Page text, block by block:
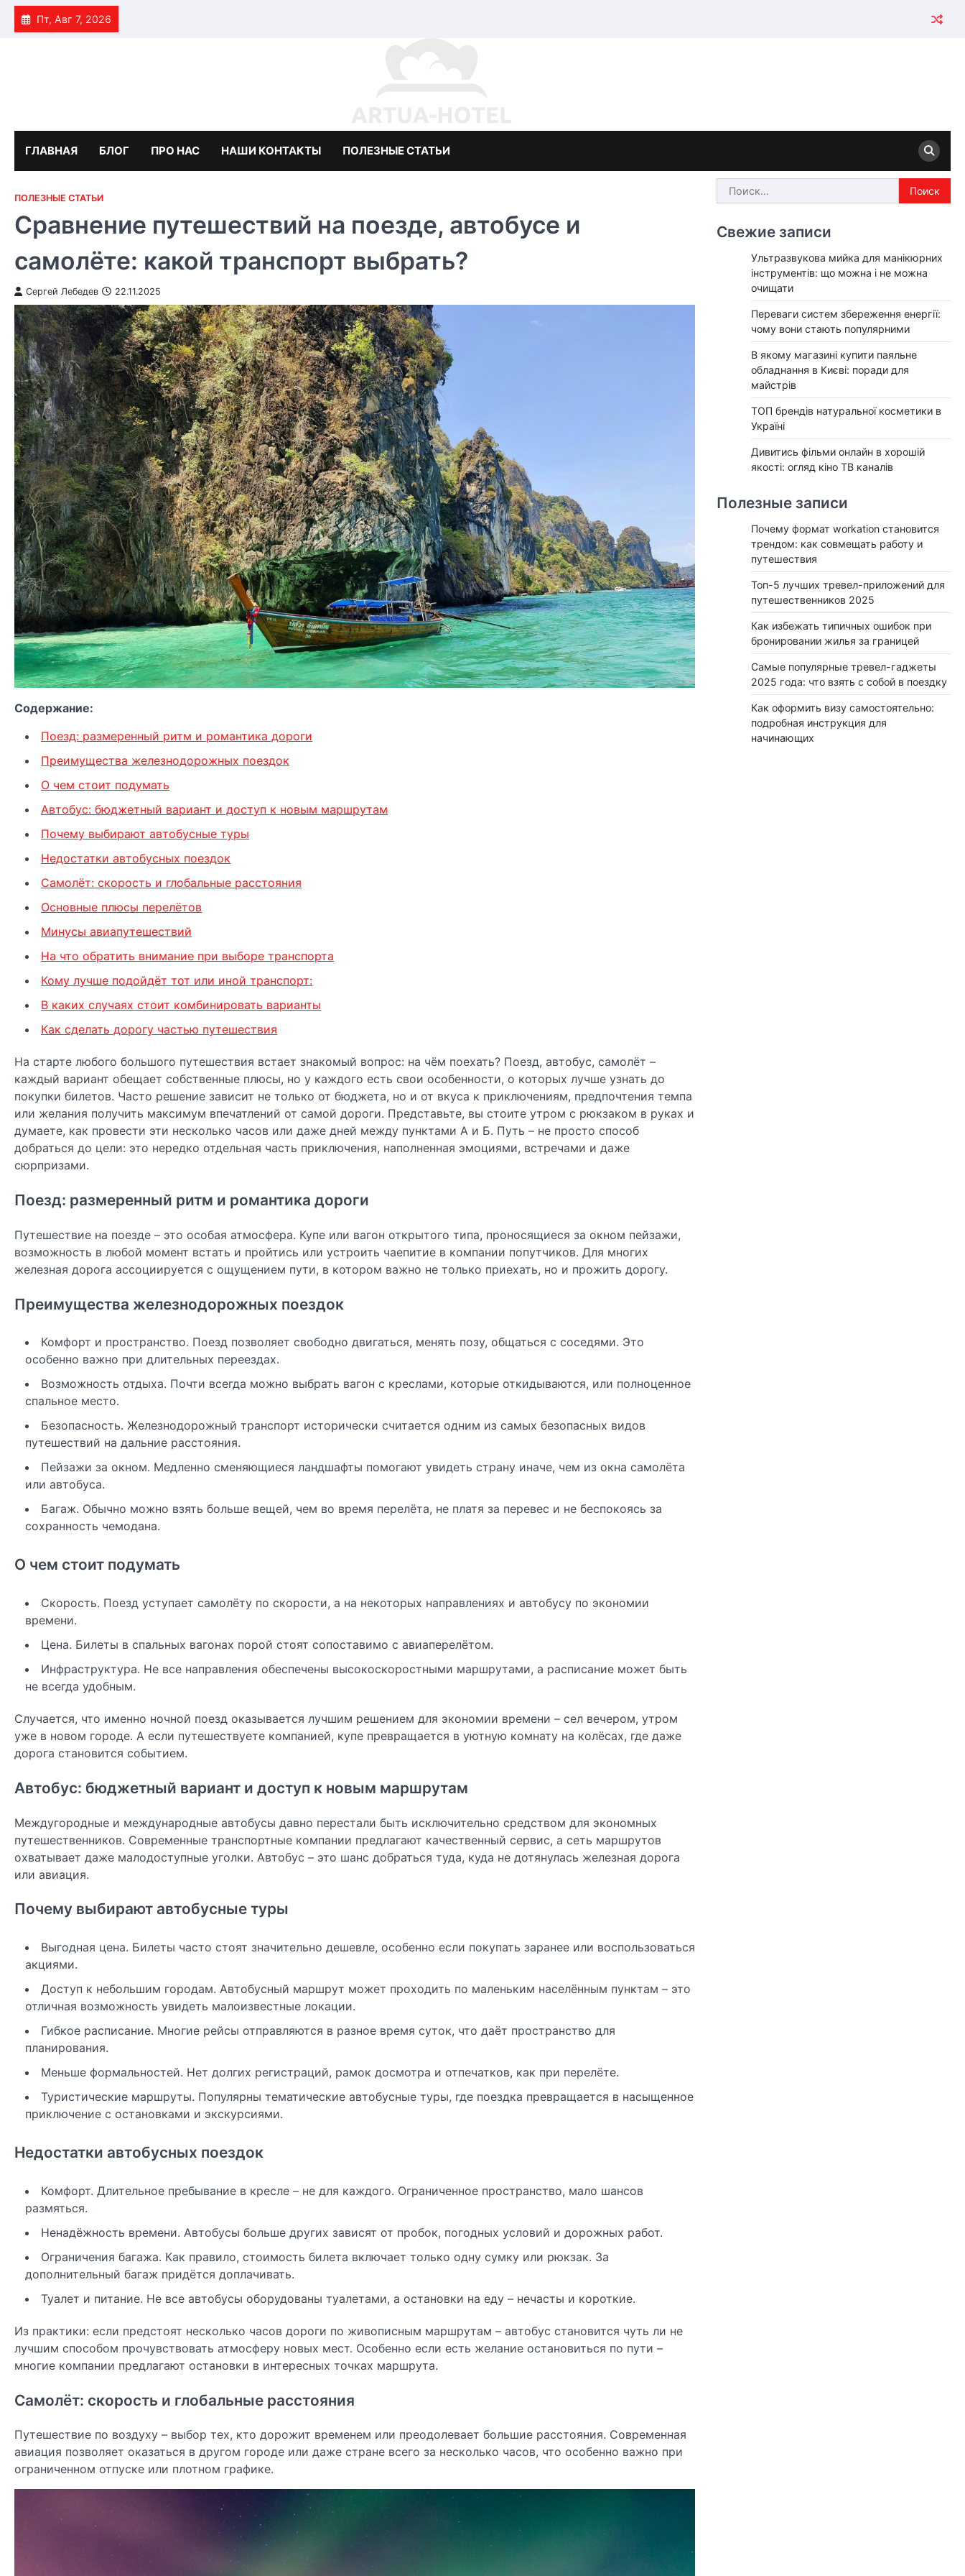
Skip
Пт, Авг 7, 2026
ГЛАВНАЯ БЛОГ ПРО НАС НАШИ КОНТАКТЫ ПОЛЕЗНЫЕ СТАТЬИ
ПОЛЕЗНЫЕ СТАТЬИ
Сравнение путешествий на поезде, автобусе и
самолёте: какой транспорт выбрать?
Сергей Лебедев 22.11.2025
Содержание:
Поезд: размеренный ритм и романтика дороги
Преимущества железнодорожных поездок
О чем стоит подумать
Автобус: бюджетный вариант и доступ к новым маршрутам
Почему выбирают автобусные туры
Недостатки автобусных поездок
Самолёт: скорость и глобальные расстояния
Основные плюсы перелётов
Минусы авиапутешествий
На что обратить внимание при выборе транспорта
Кому лучше подойдёт тот или иной транспорт:
В каких случаях стоит комбинировать варианты
Как сделать дорогу частью путешествия
На старте любого большого путешествия встает знакомый вопрос: на чём поехать? Поезд, автобус, самолёт –
каждый вариант обещает собственные плюсы, но у каждого есть свои особенности, о которых лучше узнать до
покупки билетов. Часто решение зависит не только от бюджета, но и от вкуса к приключениям, предпочтения темпа
или желания получить максимум впечатлений от самой дороги. Представьте, вы стоите утром с рюкзаком в руках и
думаете, как провести эти несколько часов или даже дней между пунктами А и Б. Путь – не просто способ
добраться до цели: это нередко отдельная часть приключения, наполненная эмоциями, встречами и даже
сюрпризами.
Поезд: размеренный ритм и романтика дороги
Путешествие на поезде – это особая атмосфера. Купе или вагон открытого типа, проносящиеся за окном пейзажи,
возможность в любой момент встать и пройтись или устроить чаепитие в компании попутчиков. Для многих
железная дорога ассоциируется с ощущением пути, в котором важно не только приехать, но и прожить дорогу.
Преимущества железнодорожных поездок
Комфорт и пространство. Поезд позволяет свободно двигаться, менять позу, общаться с соседями. Это
особенно важно при длительных переездах.
Возможность отдыха. Почти всегда можно выбрать вагон с креслами, которые откидываются, или полноценное
спальное место.
Безопасность. Железнодорожный транспорт исторически считается одним из самых безопасных видов
путешествий на дальние расстояния.
Пейзажи за окном. Медленно сменяющиеся ландшафты помогают увидеть страну иначе, чем из окна самолёта
или автобуса.
Багаж. Обычно можно взять больше вещей, чем во время перелёта, не платя за перевес и не беспокоясь за
сохранность чемодана.
О чем стоит подумать
Скорость. Поезд уступает самолёту по скорости, а на некоторых направлениях и автобусу по экономии
времени.
Цена. Билеты в спальных вагонах порой стоят сопоставимо с авиаперелётом.
Инфраструктура. Не все направления обеспечены высокоскоростными маршрутами, а расписание может быть
не всегда удобным.
Случается, что именно ночной поезд оказывается лучшим решением для экономии времени – сел вечером, утром
уже в новом городе. А если путешествуете компанией, купе превращается в уютную комнату на колёсах, где даже
дорога становится событием.
Автобус: бюджетный вариант и доступ к новым маршрутам
Междугородные и международные автобусы давно перестали быть исключительно средством для экономных
путешественников. Современные транспортные компании предлагают качественный сервис, а сеть маршрутов
охватывает даже малодоступные уголки. Автобус – это шанс добраться туда, куда не дотянулась железная дорога
или авиация.
Почему выбирают автобусные туры
Выгодная цена. Билеты часто стоят значительно дешевле, особенно если покупать заранее или воспользоваться
акциями.
Доступ к небольшим городам. Автобусный маршрут может проходить по маленьким населённым пунктам – это
отличная возможность увидеть малоизвестные локации.
Гибкое расписание. Многие рейсы отправляются в разное время суток, что даёт пространство для
планирования.
Меньше формальностей. Нет долгих регистраций, рамок досмотра и отпечатков, как при перелёте.
Туристические маршруты. Популярны тематические автобусные туры, где поездка превращается в насыщенное
приключение с остановками и экскурсиями.
Недостатки автобусных поездок
Комфорт. Длительное пребывание в кресле – не для каждого. Ограниченное пространство, мало шансов
размяться.
Ненадёжность времени. Автобусы больше других зависят от пробок, погодных условий и дорожных работ.
Ограничения багажа. Как правило, стоимость билета включает только одну сумку или рюкзак. За
дополнительный багаж придётся доплачивать.
Туалет и питание. Не все автобусы оборудованы туалетами, а остановки на еду – нечасты и короткие.
Из практики: если предстоят несколько часов дороги по живописным маршрутам – автобус становится чуть ли не
лучшим способом прочувствовать атмосферу новых мест. Особенно если есть желание остановиться по пути –
многие компании предлагают остановки в интересных точках маршрута.
Самолёт: скорость и глобальные расстояния
Путешествие по воздуху – выбор тех, кто дорожит временем или преодолевает большие расстояния. Современная
авиация позволяет оказаться в другом городе или даже стране всего за несколько часов, что особенно важно при
ограниченном отпуске или плотном графике.
Найти:
Свежие записи
Ультразвукова мийка для манікюрних
інструментів: що можна і не можна
очищати
Переваги систем збереження енергії:
чому вони стають популярними
В якому магазині купити паяльне
обладнання в Києві: поради для
майстрів
ТОП брендів натуральної косметики в
Україні
Дивитись фільми онлайн в хорошій
якості: огляд кіно ТВ каналів
Полезные записи
Почему формат workation становится
трендом: как совмещать работу и
путешествия
Топ-5 лучших тревел-приложений для
путешественников 2025
Как избежать типичных ошибок при
бронировании жилья за границей
Самые популярные тревел-гаджеты
2025 года: что взять с собой в поездку
Как оформить визу самостоятельно:
подробная инструкция для
начинающих